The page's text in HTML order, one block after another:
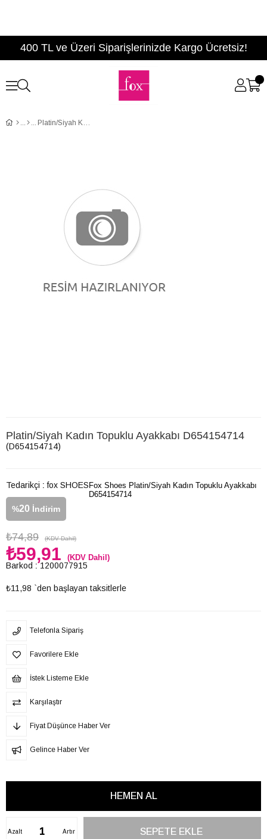
400 TL ve Üzeri Siparişlerinizde Kargo Ücretsiz!
Platin/Siyah Kadın Topuklu Ayakkabı D654154714
Platin/Siyah Kadın Topuklu Ayakkabı D654154714
(D654154714)
Tedarikçi : fox SHOES
%20 İndirim
₺74,89 (KDV Dahil)
₺59,91 (KDV Dahil)
Barkod : 1200077915
₺11,98 `den başlayan taksitlerle
Fox Shoes Platin/Siyah Kadın Topuklu Ayakkabı
D654154714
Telefonla Sipariş
Favorilere Ekle
İstek Listeme Ekle
Karşılaştır
Fiyat Düşünce Haber Ver
Gelince Haber Ver
Artır
Azalt